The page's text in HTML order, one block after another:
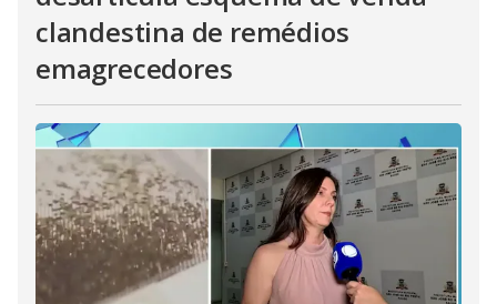
clandestina de remédios
emagrecedores